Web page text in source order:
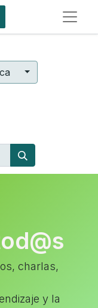
charlas,
y la